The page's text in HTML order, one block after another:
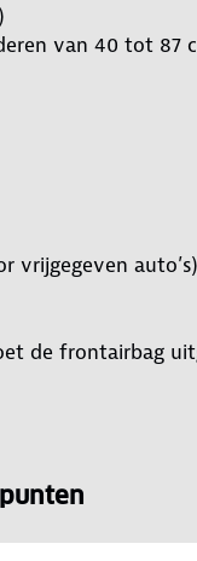
van 40 tot 87
vrijgegeven auto’s)
de frontairbag